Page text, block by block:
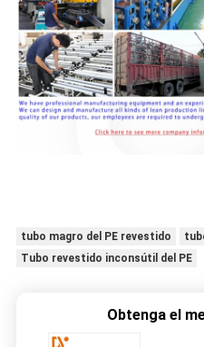
tubo magro del PE revestido
Tubo revestido inconsútil del PE
Obtenga el